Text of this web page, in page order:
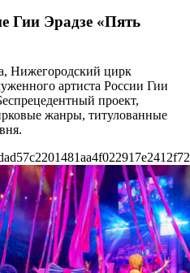
Гии Эрадзе «Пять
Нижегородский цирк
артиста России Гии
проект,
жанры, титулованные